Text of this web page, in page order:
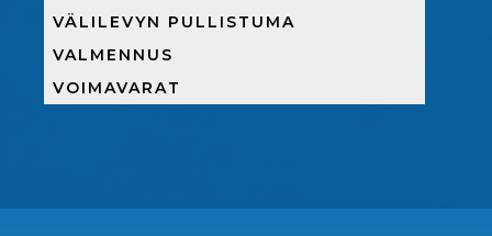
VÄLILEVYN PULLISTUMA
VALMENNUS
VOIMAVARAT